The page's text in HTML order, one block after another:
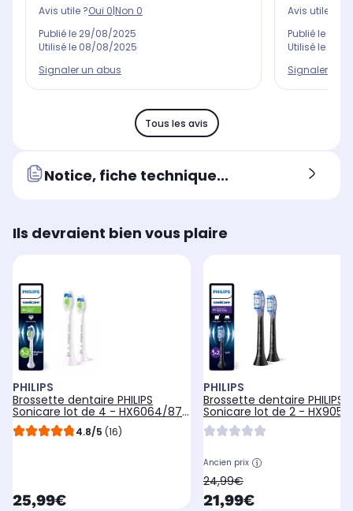
Avis utile ?Oui 0|Non 0
Publié le 29/08/2025
Utilisé le 08/08/2025
Signaler un abus
Avis utile ?
Publié le
Utilisé le
Signaler un
Tous les avis
Notice, fiche technique...
Ils devraient bien vous plaire
PHILIPS
Brossette dentaire PHILIPS
Sonicare lot de 4 - HX6064/87
white Optimal W2
4.8/5 (16)
currentPrice
25,99€
PHILIPS
Brossette dentaire PHILIPS
Sonicare lot de 2 - HX9052/88
black Gum Care - soin des
gencives G3
Ancien prix
oldPrice
24,99€
currentPrice
21,99€